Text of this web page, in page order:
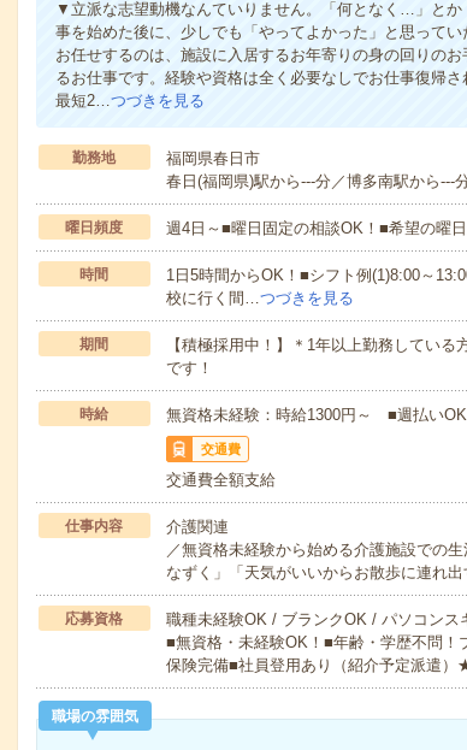
▼立派な志望動機なんていりません。「何となく…」と
事を始めた後に、少しでも「やってよかった」と思って
お任せするのは、施設に入居するお年寄りの身の回りの
るお仕事です。経験や資格は全く必要なしでお仕事復帰
最短2…つづきを見る
勤務地
福岡県春日市
春日(福岡県)駅から---分／博多南駅から---
曜日頻度 週4日～■曜日固定の相談OK！■希望の曜
時間
1日5時間からOK！■シフト例(1)8:00～
校に行く間…つづきを見る
期間
【積極採用中！】＊1年以上勤務してい
です！
時給 無資格未経験：時給1300円～ ■週払い
交通費
交通費全額支給
仕事内容
介護関連
／無資格未経験から始める介護施設での
なずく」「天気がいいからお散歩に連れ
応募資格
職種未経験OK / ブランクOK / パソコンス
■無資格・未経験OK！■年齢・学歴不問
保険完備■社員登用あり（紹介予定派遣
職場の雰囲気